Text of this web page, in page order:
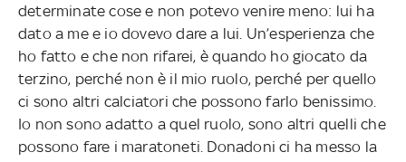
determinate cose e non potevo venire meno: lui ha
dato a me e io dovevo dare a lui. Un’esperienza che
ho fatto e che non rifarei, è quando ho giocato da
terzino, perché non è il mio ruolo, perché per quello
ci sono altri calciatori che possono farlo benissimo.
Io non sono adatto a quel ruolo, sono altri quelli che
possono fare i maratoneti. Donadoni ci ha messo la